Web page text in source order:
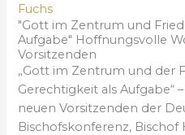
Fuchs
"Gott im Zentrum und
Aufgabe" Hoffnungsvolle
Vorsitzenden
„Gott im Zentrum und der
Gerechtigkeit als Aufgabe“
neuen Vorsitzenden der
Bischofskonferenz, Bischof